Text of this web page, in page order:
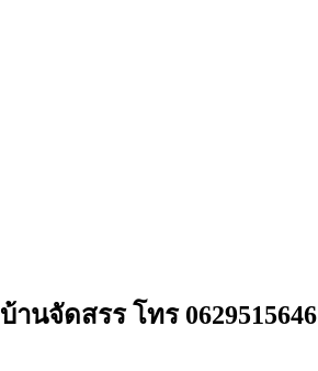
นจัดสรร โทร 0629515646